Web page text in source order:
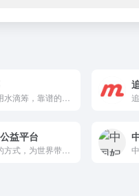
益平台
以公益的方式，为世界带来更多平等的机会